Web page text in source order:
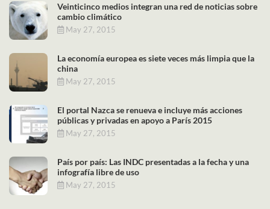
Veinticinco medios integran una red de noticias sobre
cambio climático
May 27, 2015
La economía europea es siete veces más limpia que la
china
May 27, 2015
El portal Nazca se renueva e incluye más acciones
públicas y privadas en apoyo a París 2015
May 27, 2015
País por país: Las INDC presentadas a la fecha y una
infografía libre de uso
May 27, 2015